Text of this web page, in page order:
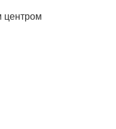
центром